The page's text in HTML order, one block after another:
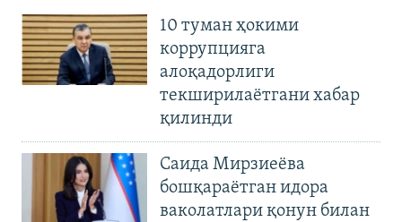
10 туман ҳокими
коррупцияга
алоқадорлиги
текширилаётгани хабар
қилинди
Саида Мирзиеёва
бошқараётган идора
ваколатлари қонун билан